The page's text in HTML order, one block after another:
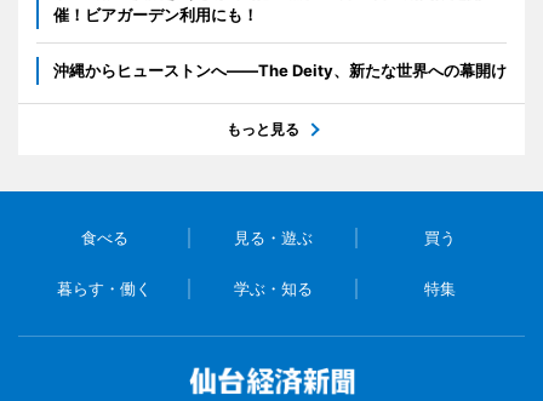
催！ビアガーデン利用にも！
沖縄からヒューストンへ――The Deity、新たな世界への幕開け
もっと見る
食べる 見る・遊ぶ 買う
暮らす・働く 学ぶ・知る 特集